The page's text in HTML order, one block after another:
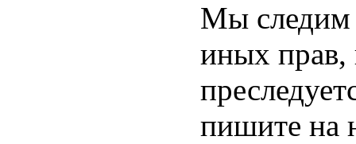
Мы следим
иных прав,
пишите на